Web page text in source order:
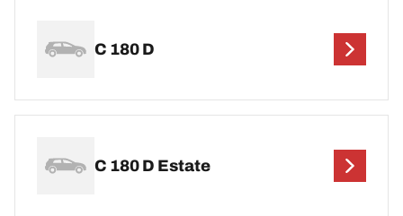
C 180 D
C 180 D Estate